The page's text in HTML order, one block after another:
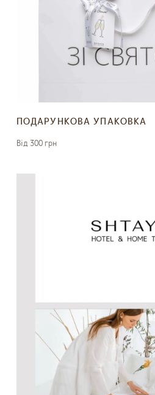
ПОДАРУНКОВА УПАКОВКА
Вiд 300 грн